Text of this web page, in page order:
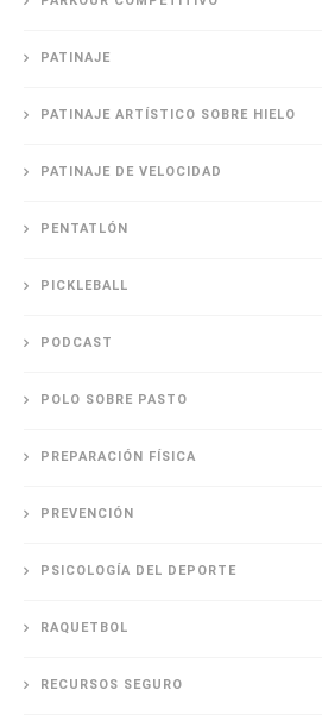
PATINAJE
PATINAJE ARTÍSTICO SOBRE HIELO
PATINAJE DE VELOCIDAD
PENTATLÓN
PICKLEBALL
PODCAST
POLO SOBRE PASTO
PREPARACIÓN FÍSICA
PREVENCIÓN
PSICOLOGÍA DEL DEPORTE
RAQUETBOL
RECURSOS SEGURO